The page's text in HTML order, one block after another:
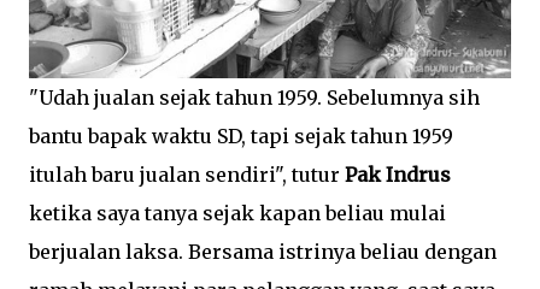
"Udah jualan sejak tahun 1959. Sebelumnya sih
bantu bapak waktu SD, tapi sejak tahun 1959
itulah baru jualan sendiri", tutur Pak Indrus
ketika saya tanya sejak kapan beliau mulai
berjualan laksa. Bersama istrinya beliau dengan